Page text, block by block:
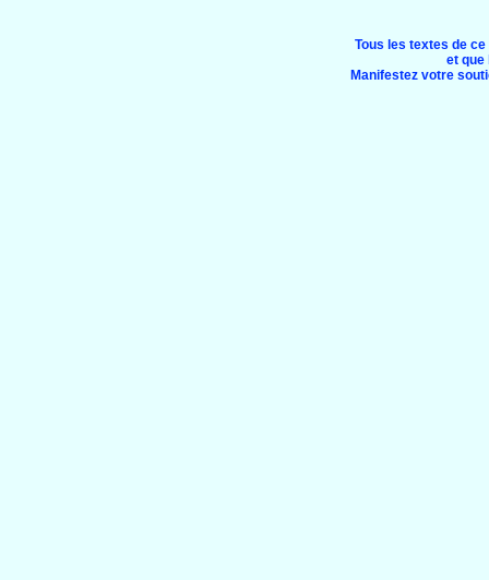
Tous les textes de
et
Manifestez votre